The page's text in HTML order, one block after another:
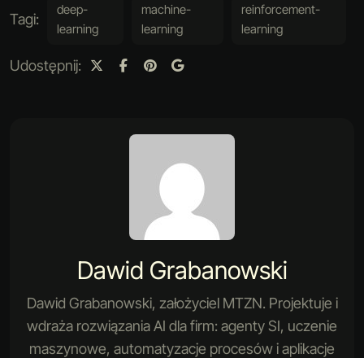
Tagi:
deep-
learning
machine-
learning
reinforcement-
learning
Udostępnij:
Dawid Grabanowski
Dawid Grabanowski, założyciel MTZN. Projektuje i
wdraża rozwiązania AI dla firm: agenty SI, uczenie
maszynowe, automatyzacje procesów i aplikacje